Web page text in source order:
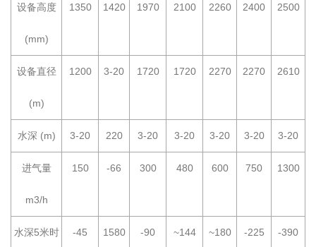
设备高度
(mm)
1350 1420 1970 2100 2260 2400 2500
设备直径
(m)
1200 3-20 1720 1720 2270 2270 2610
水深 (m) 3-20 220 3-20 3-20 3-20 3-20 3-20
进气量
m3/h
150 -66 300 480 600 750 1300
水深5米时 -45 1580 -90 ~144 ~180 -225 -390